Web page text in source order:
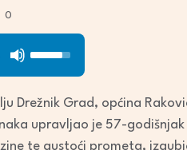
0
Use
Up/Down
to
Drežnik Grad, općina
upravljao je 57-
te gustoći prometa,